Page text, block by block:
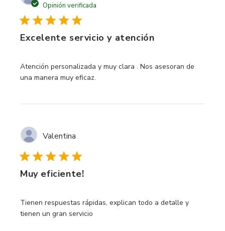
Opinión verificada
Excelente servicio y atención
Atención personalizada y muy clara . Nos asesoran de
una manera muy eficaz.
read more about review content Atención personalizada y
Valentina
Muy eficiente!
Tienen respuestas rápidas, explican todo a detalle y
tienen un gran servicio
read more about review content Tienen respuestas